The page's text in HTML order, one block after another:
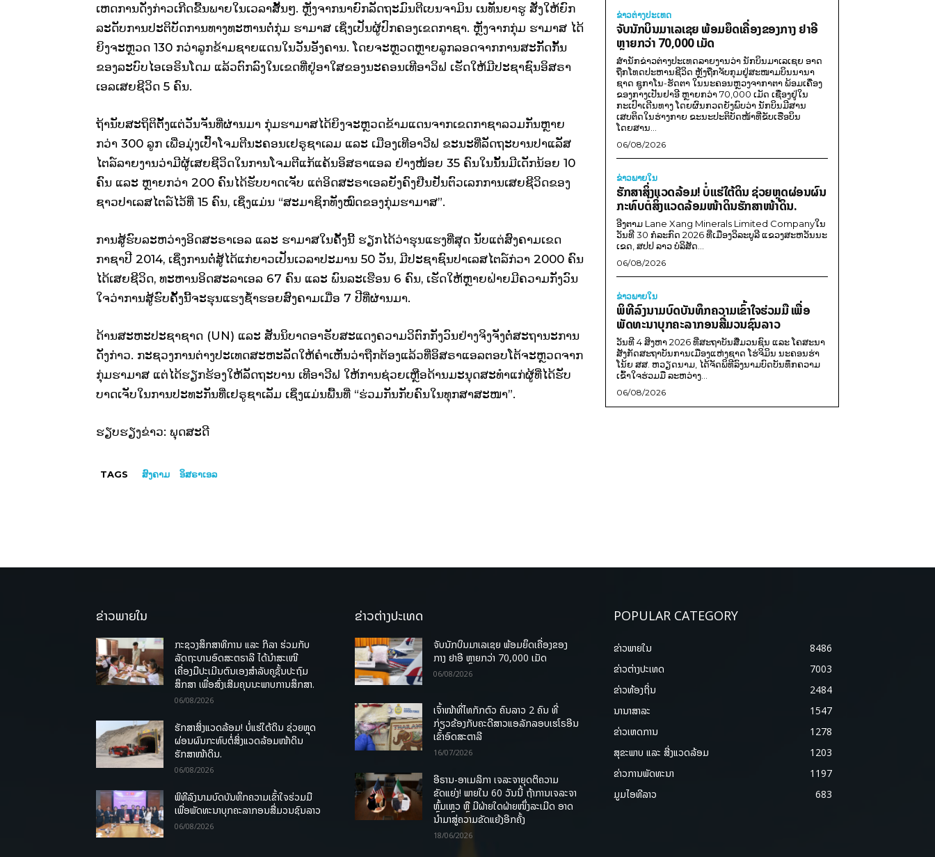
ເຫດການດັ່ງກ່າວເກີດຂື້ນພາຍໃນເວລາສັ້ນໆ. ຫຼັງຈາກນາຍົກລັດຖະມົນຕີເບນຈາມິນ ເນທັນຍາຮູ ສັ່ງໃຫ້ຍົກ
ລະດັບການປະຕິບັດການທາງທະຫານຕໍ່ກຸ່ມ ຮາມາສ ເຊິ່ງເປັນຜູ້ປົກຄອງເຂດກາຊາ. ຫຼັງຈາກກຸ່ມ ຮາມາສ ໄດ້
ຍິງຈະຫຼວດ 130 ກວ່າລູກຂ້າມຊາຍແດນໃນວັນອັງຄານ. ໂດຍຈະຫຼວດຫຼາຍລູກລອດຈາກການສະກັັດກັ້ນ
ຂອງລະບົບໄອເອຣິນໂດມ ແລ້ວຕົກລົງໃນເຂດທີ່ຢູ່ອາໃສຂອງນະຄອນເທີອາວິຟ ເຮັດໃຫ້ມີປະຊາຊົນອິສຣາ
ເອລເສຍຊີວິດ 5 ຄົນ.
ຖ້ານັບສະຖິຕິຕັ້ງແຕ່ວັນຈັນທີ່ຜ່ານມາ ກຸ່ມຮາມາສໄດ້ຍິງຈະຫຼວດຂ້າມແດນຈາກເຂດກາຊາລວມກັນຫຼາຍ
ກວ່າ 300 ລູກ ເພື່ອມຸ່ງເປົ້າໂຈມຕີນະຄອນເຢຣູຊາເລມ ແລະ ເມືອງເທີອາວີຟ ຂະນະທີ່ລັດຖະບານປາແລັສ
ໄຕລ໌ລາຍງານວ່າມີຜູ້ເສຍຊີວິດໃນການໂຈມຕີແກ້ແຄ້ນອິສຣາແອລ ຢ່າງໜ້ອຍ 35 ຄົນໃນນັ້ນມີເດັກນ້ອຍ 10
ຄົນ ແລະ ຫຼາຍກວ່າ 200 ຄົນໄດ້ຮັບບາດເຈັບ ແຕ່ອິດສະຣາເອລຍັງຄົງຢືນຢັນຕົວເລກການເສຍຊີວິດຂອງ
ຊາວປາເລສໄຕລ໌ໄວ້ທີ່ 15 ຄົນ, ເຊິ່ງແມ່ນ “ສະມາຊິກທັງໝົດຂອງກຸ່ມຮາມາສ”.
ການສູ້ຮົບລະຫວ່າງອິດສະຣາເອລ ແລະ ຮາມາສໃນຄັ້ງນີ້ ຮຽກໄດ້ວ່າຮຸນແຮງທີ່ສຸດ ນັບແຕ່ສົງຄາມເຂດ
ກາຊາປີ 2014, ເຊິ່ງການຕໍ່ສູ້ໄດ້ແກ່ຍາວເປັນເວລາປະມານ 50 ວັນ, ມີປະຊາຊົນປາເລສໄຕລ໌ກ່ວາ 2000 ຄົນ
ໄດ້ເສຍຊີວິດ, ທະຫານອິດສະລາເອລ 67 ຄົນ ແລະ ພົນລະເຮືອນ 6 ຄົນ, ເຮັດໃຫ້ຫຼາຍຝ່າຍມີຄວາມກັງວົນ
ໃຈວ່າການສູ້ຮົບຄັ້ງນີ້ຈະຮຸນແຮງຊໍ້າຮອຍສົງຄາມເມື່ອ 7 ປີທີ່ຜ່ານມາ.
ດ້ານສະຫະປະຊາຊາດ (UN) ແລະ ສັນນິບາດອາຣັບສະແດງຄວາມວິຕົກກັງວົນຢ່າງຈິງຈັງຕໍ່ສະຖານະການ
ດັ່ງກ່າວ. ກະຊວງການຕ່າງປະເທດສະຫະລັດໃຫ້ຄຳເຫັນວ່າຖືກຕ້ອງແລ້ວທີ່ອິສຣາແອລຕອບໂຕ້ຈະຫຼວດຈາກ
ກຸ່ມຮາມາສ ແຕ່ໄດ້ຮຽກຮ້ອງໃຫ້ລັດຖະບານ ເທີອາວີຟ ໃຫ້ການຊ່ວຍເຫຼືອດ້ານມະນຸດສະທຳແກ່ຜູ້ທີ່ໄດ້ຮັບ
ບາດເຈັບໃນການປະທະກັນທີ່ເຢຣູຊາເລັມ ເຊິ່ງແມ່ນພື້ນທີ່ “ຮ່ວມກັນກັບຄົນໃນທຸກສາສະໜາ”.
ຮຽບຮຽງຂ່າວ: ພຸດສະດີ
TAGS ສົງຄາມ ອິສຣາເອລ
ຂ່າວຕ່າງປະເທດ
ຈັບນັກບິນມາເລເຊຍ ພ້ອມຍຶດເຄື່ອງຂອງກາງ ຢາອີ
ຫຼາຍກວ່າ 70,000 ເມັດ
ສຳນັກຂ່າວຕ່າງປະເທດລາຍງານວ່າ ນັກບິນມາເລເຊຍ ອາດ
ຖືກໂທດປະຫານຊີວິດ ຫຼັງຖືກຈັບກຸມຢູ່ສະໜາມບິນນານາ
ຊາດ ຊູກາໂນ-ຮັດຕາ ໃນນະຄອນຫຼວງຈາກາຕາ ພ້ອມເຄື່ອງ
ຂອງກາງເປັນຢາອີ ຫຼາຍກວ່າ 70,000 ເມັດ ເຊື່ອງຢູ່ໃນ
ກະເປົາເດີນທາງ ໂດຍຜົນກວດຍັງພົບວ່າ ນັກບິນມີສານ
ເສບຕິດໃນຮ່າງກາຍ ຂະນະປະຕິບັດໜ້າທີ່ຂັບເຮືອບິນ
ໂດຍສານ...
06/08/2026
ຂ່າວພາຍ​ໃນ
ຮັກສາສິ່ງແວດລ້ອມ! ບໍ່ແຮ່ໃຕ້ດິນ ຊ່ວຍຫຼຸດຜ່ອນຜົນ
ກະທົບຕໍ່ສິ່ງແວດລ້ອມໜ້າດິນຮັກສາໜ້າດິນ.
ອີງຕາມ Lane Xang Minerals Limited Companyໃນ
ວັນທີ 30 ກໍລະກົດ 2026 ທີ່ເມືອງວິລະບູລີ ແຂວງສະຫວັນນະ
ເຂດ, ສປປ ລາວ ບໍລິສັດ...
06/08/2026
ຂ່າວພາຍ​ໃນ
ພິທີລົງນາມບົດບັນທຶກຄວາມເຂົ້າໃຈຮ່ວມມື ເພື່ອ
ພັດທະນາບຸກຄະລາກອນສື່ມວນຊົນລາວ
ວັນທີ 4 ສິງຫາ 2026 ທີ່ສະຖາບັນສື່ມວນຊົນ ແລະ ໂຄສະນາ
ສັງກັດສະຖາບັນການເມືອງແຫ່ງຊາດ ໂຮ່ຈິມິນ ນະຄອນຮ່າ
ໂນ້ຍ ສສ. ຫວຽດນາມ, ໄດ້ຈັດພິທີລົງນາມບົດບັນທຶກຄວາມ
ເຂົ້າໃຈຮ່ວມມື ລະຫວ່າງ...
06/08/2026
ຂ່າວພາຍໃນ
ກະຊວງສຶກສາທິການ ແລະ ກິລາ ຮ່ວມກັບ
ລັດຖະບານອົດສະຕຣາລີ ໄດ້ນຳສະເໜີ
ເຄື່ອງມືປະເມີນຕົນເອງສຳລັບຄູຊັ້ນປະຖົມ
ສຶກສາ ເພື່ອສົ່ງເສີມຄຸນນະພາບການສຶກສາ.
06/08/2026
ຮັກສາສິ່ງແວດລ້ອມ! ບໍ່ແຮ່ໃຕ້ດິນ ຊ່ວຍຫຼຸດ
ຜ່ອນຜົນກະທົບຕໍ່ສິ່ງແວດລ້ອມໜ້າດິນ
ຮັກສາໜ້າດິນ.
06/08/2026
ພິທີລົງນາມບົດບັນທຶກຄວາມເຂົ້າໃຈຮ່ວມມື
ເພື່ອພັດທະນາບຸກຄະລາກອນສື່ມວນຊົນລາວ
06/08/2026
ຂ່າວຕ່າງປະເທດ
ຈັບນັກບິນມາເລເຊຍ ພ້ອມຍຶດເຄື່ອງຂອງ
ກາງ ຢາອີ ຫຼາຍກວ່າ 70,000 ເມັດ
06/08/2026
ເຈົ້າໜ້າທີ່ໄທກັກຕົວ ຄົນລາວ 2 ຄົນ ທີ່
ກ່ຽວຂ້ອງກັບຄະດີສາວແອລັກລອບເຮໂຣອີນ
ເຂົ້າອົດສະຕາລີ
16/07/2026
ອີຣານ-ອາເມລິກາ ເຈລະຈາຍຸດຕິຄວາມ
ຂັດແຍ່ງ! ພາຍໃນ 60 ວັນນີ້ ຖ້າການເຈລະຈາ
ຫຼົ້ມເຫຼວ ຫຼື ມີຝ່າຍໃດຝ່າຍໜຶ່ງລະເມີດ ອາດ
ນໍາມາສູ່ຄວາມຂັດແຍ້ງອີກຄັ້ງ
18/06/2026
POPULAR CATEGORY
ຂ່າວພາຍ​ໃນ
8486
ຂ່າວຕ່າງປະເທດ
7003
ຂ່າວທ້ອງຖິ່ນ
2484
ນານາສາລະ
1547
ຂ່າວເຫດການ
1278
ສຸຂະພາບ ແລະ ສີ່ງແວດລ້ອມ
1203
ຂ່າວການພັດທະນາ
1197
ມູມໄອທີລາວ
683